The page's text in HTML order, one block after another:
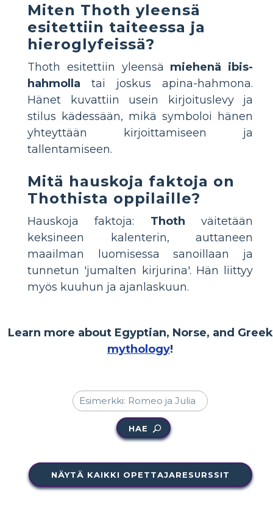
Miten Thoth yleensä
esitettiin taiteessa ja
hieroglyfeissä?
Thoth esitettiin yleensä miehenä ibis-
hahmolla tai joskus apina-hahmona.
Hänet kuvattiin usein kirjoituslevy ja
stilus kädessään, mikä symboloi hänen
yhteyttään kirjoittamiseen ja
tallentamiseen.
Mitä hauskoja faktoja on
Thothista oppilaille?
Hauskoja faktoja: Thoth väitetään
keksineen kalenterin, auttaneen
maailman luomisessa sanoillaan ja
tunnetun 'jumalten kirjurina'. Hän liittyy
myös kuuhun ja ajanlaskuun.
Learn more about Egyptian, Norse, and Greek
mythology!
HAE
NÄYTÄ KAIKKI OPETTAJARESURSSIT